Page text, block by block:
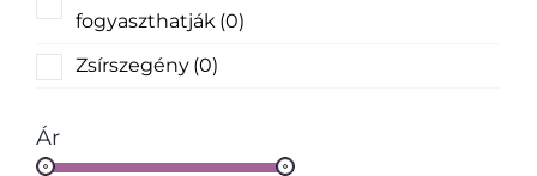
fogyaszthatják (0)
Zsírszegény (0)
Ár